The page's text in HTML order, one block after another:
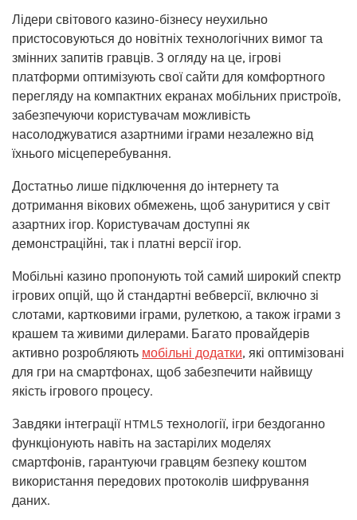
Лідери світового казино-бізнесу неухильно
пристосовуються до новітніх технологічних вимог та
змінних запитів гравців. З огляду на це, ігрові
платформи оптимізують свої сайти для комфортного
перегляду на компактних екранах мобільних пристроїв,
забезпечуючи користувачам можливість
насолоджуватися азартними іграми незалежно від
їхнього місцеперебування.
Достатньо лише підключення до інтернету та
дотримання вікових обмежень, щоб зануритися у світ
азартних ігор. Користувачам доступні як
демонстраційні, так і платні версії ігор.
Мобільні казино пропонують той самий широкий спектр
ігрових опцій, що й стандартні вебверсії, включно зі
слотами, картковими іграми, рулеткою, а також іграми з
крашем та живими дилерами. Багато провайдерів
активно розробляють мобільні додатки, які оптимізовані
для гри на смартфонах, щоб забезпечити найвищу
якість ігрового процесу.
Завдяки інтеграції HTML5 технології, ігри бездоганно
функціонують навіть на застарілих моделях
смартфонів, гарантуючи гравцям безпеку коштом
використання передових протоколів шифрування
даних.